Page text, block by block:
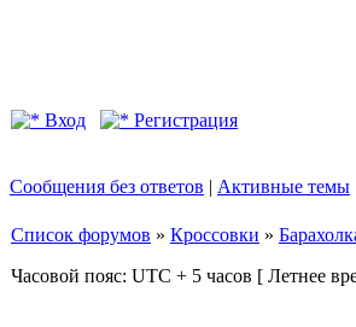
Вход Регистрация
Сообщения без ответов | Активные темы
Список форумов » Кроссовки »
Часовой пояс: UTC + 5 часов [ Летнее